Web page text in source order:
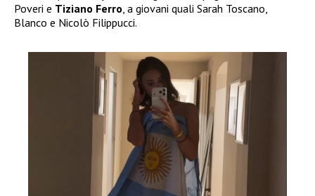
Poveri e Tiziano Ferro, a giovani quali Sarah Toscano,
Blanco e Nicolò Filippucci.